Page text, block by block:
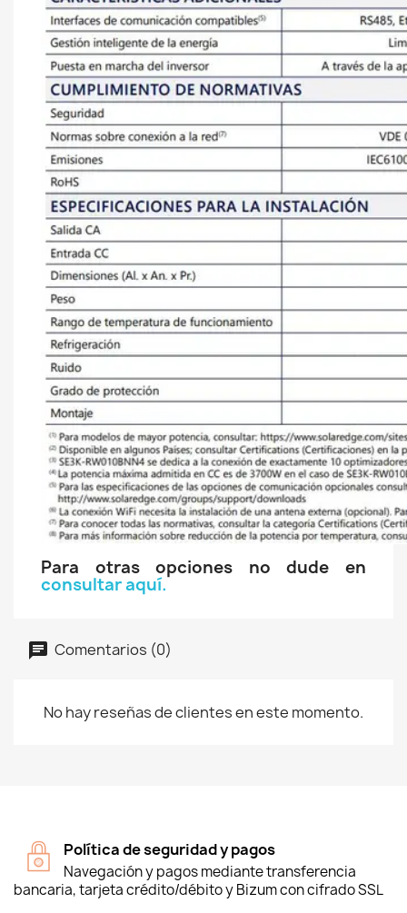
Para otras opciones no dude en
consultar aquí.
Comentarios (0)
No hay reseñas de clientes en este momento.
Política de seguridad y pagos
Navegación y pagos mediante transferencia
bancaria, tarjeta crédito/débito y Bizum con cifrado SSL